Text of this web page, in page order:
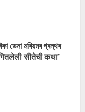
ডেনা মৰিয়মৰ গ্ৰন্থৰ
सीतेची कथा’